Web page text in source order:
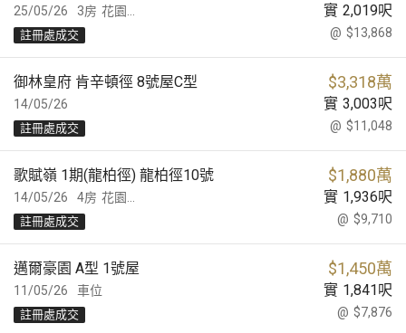
25/05/26 花園... 實 2,019呎
3房
@ $13,868
註冊處成交
14/05/26
御林皇府 肯辛頓徑 8號屋C型 $3,318萬
實 3,003呎
@ $11,048
註冊處成交
14/05/26
歌賦嶺 1期(龍柏徑) 龍柏徑10號 $1,880萬
花園... 實 1,936呎
4房
@ $9,710
註冊處成交
11/05/26
邁爾豪園 A型 1號屋 $1,450萬
車位 實 1,841 呎
@ $7,876
註冊處成交